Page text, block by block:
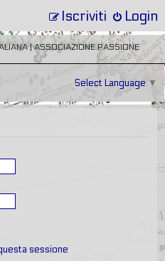
Login
Iscriviti
| ASSOCIAZIONE PASSIONE
Select Language ▼
sessione